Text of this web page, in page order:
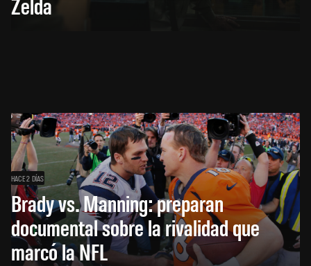
HACE 2 DÍAS
Brady vs. Manning: preparan
documental sobre la rivalidad que
marcó la NFL